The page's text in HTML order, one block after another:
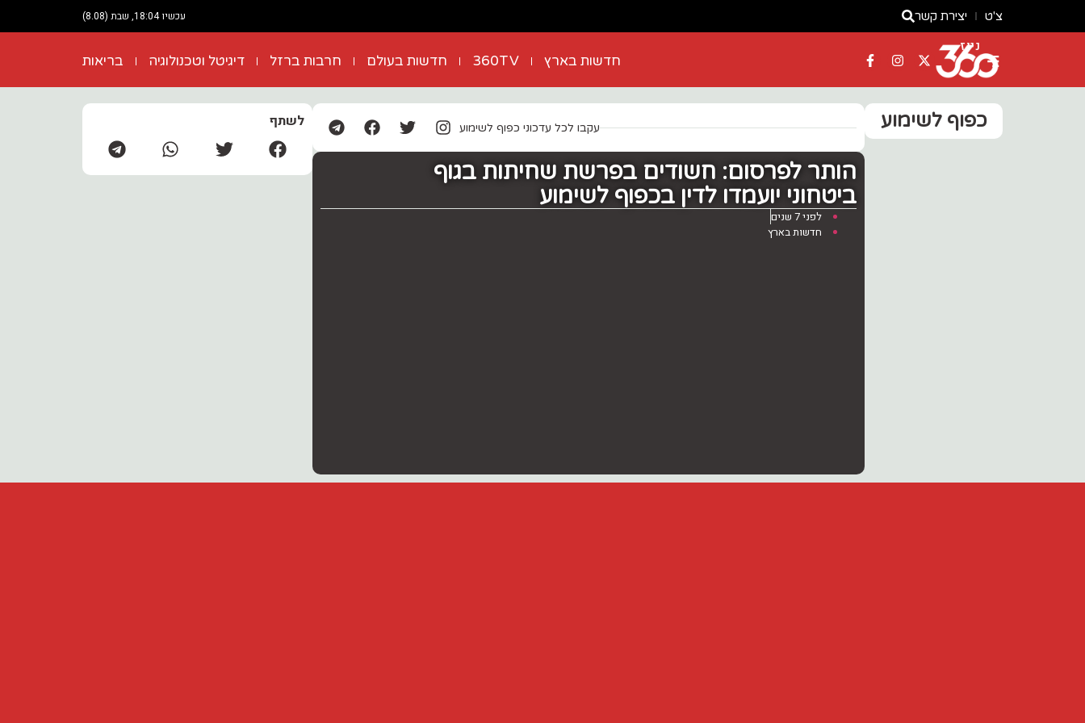
צ'ט יצירת קשר עכשיו 18:04, שבת (8.08)
ניוז
חדשות בארץ 360TV חדשות בעולם חרבות ברזל דיגיטל וטכנולוגיה בריאות
כפוף לשימוע עקבו לכל עדכוני כפוף לשימוע
‏הותר לפרסום: חשודים בפרשת שחיתות בגוף
ביטחוני יועמדו לדין בכפוף לשימוע
לפני 7 שנים
חדשות בארץ
לשתף